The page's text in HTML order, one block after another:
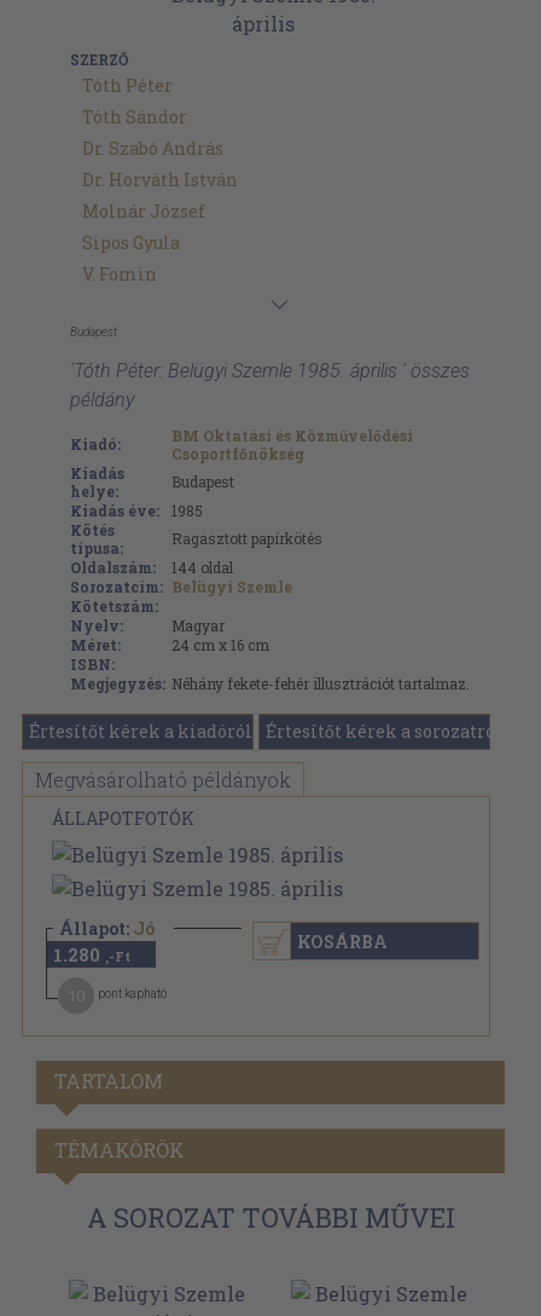
SZERZŐ
Tóth Péter
Tóth Sándor
Dr. Szabó András
Dr. Horváth István
Molnár József
Sipos Gyula
V. Fomin
Budapest
'Tóth Péter: Belügyi Szemle 1985. április ' összes
példány
Kiadó:
BM Oktatási és Közművelődési
Csoportfőnökség
Kiadás
helye:
Budapest
Kiadás éve:
1985
Kötés
típusa:
Ragasztott papírkötés
Oldalszám:
144 oldal
Sorozatcím: Belügyi Szemle
Kötetszám:
Nyelv:
Magyar
Méret:
24 cm x 16 cm
ISBN:
Megjegyzés: Néhány fekete-fehér illusztrációt tartalmaz.
Értesítőt kérek a kiadóról Értesítőt kérek a sorozatról
Megvásárolható példányok
ÁLLAPOTFOTÓK
Állapot: Jó
1.280 ,-Ft
pont kapható
KOSÁRBA
TARTALOM
TÉMAKÖRÖK
A SOROZAT TOVÁBBI MŰVEI